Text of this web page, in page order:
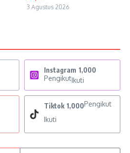
3 Agustus 2026
Instagram 1,000
PengikutIkuti
Tiktok 1,000Pengikut
Ikuti